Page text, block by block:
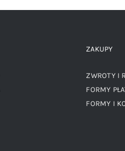
ZAKUPY
ZWROTY I
FORMY
FORMY I